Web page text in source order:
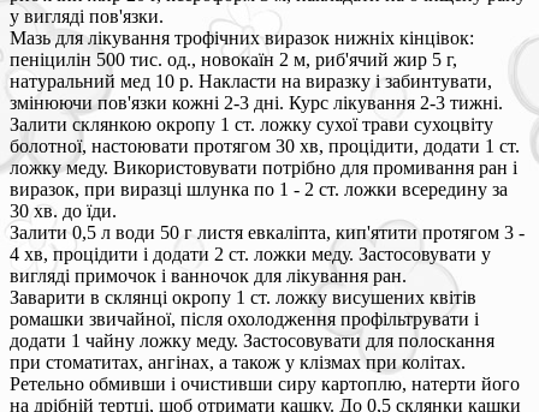
у вигляді пов'язки.
Мазь для лікування трофічних виразок нижніх кінцівок:
пеніцилін 500 тис. од., новокаїн 2 м, риб'ячий жир 5 г,
натуральний мед 10 р. Накласти на виразку і забинтувати,
змінюючи пов'язки кожні 2-3 дні. Курс лікування 2-3 тижні.
Залити склянкою окропу 1 ст. ложку сухої трави сухоцвіту
болотної, настоювати протягом 30 хв, процідити, додати 1 ст.
ложку меду. Використовувати потрібно для промивання ран і
виразок, при виразці шлунка по 1 - 2 ст. ложки всередину за
30 хв. до їди.
Залити 0,5 л води 50 г листя евкаліпта, кип'ятити протягом 3 -
4 хв, процідити і додати 2 ст. ложки меду. Застосовувати у
вигляді примочок і ванночок для лікування ран.
Заварити в склянці окропу 1 ст. ложку висушених квітів
ромашки звичайної, після охолодження профільтрувати і
додати 1 чайну ложку меду. Застосовувати для полоскання
при стоматитах, ангінах, а також у клізмах при колітах.
Ретельно обмивши і очистивши сиру картоплю, натерти його
на дрібній тертці, щоб отримати кашку. До 0,5 склянки кашки